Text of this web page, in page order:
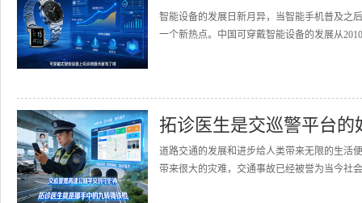
智能设备的发展日新月异，当智能手机普及之
一个新热点。中国可穿戴智能设备的发展从
拓诊医生是交巡警平台的
道路交通的发展和进步给人类带来无限的生活
带来很大的灾难，交通事故已经被誉为当今社